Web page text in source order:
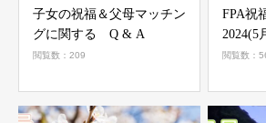
子女の祝福＆父母マッチン
グに関する Q & A
閲覧数：209
FPA祝
2024(5
閲覧数：